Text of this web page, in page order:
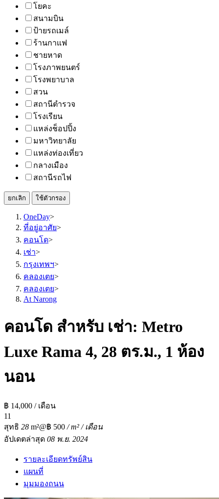
โยคะ
สนามบิน
ป้ายรถเมล์
ร้านกาแฟ
ชายหาด
โรงภาพยนตร์
โรงพยาบาล
สวน
สถานีตำรวจ
โรงเรียน
แหล่งช็อปปิ้ง
มหาวิทยาลัย
แหล่งท่องเที่ยว
กลางเมือง
สถานีรถไฟ
ยกเลิก ใช้ตัวกรอง
OneDay>
ที่อยู่อาศัย>
คอนโด>
เช่า>
กรุงเทพฯ>
คลองเตย>
คลองเตย>
At Narong
คอนโด สำหรับ เช่า: Metro
Luxe Rama 4, 28 ตร.ม., 1 ห้อง
นอน
฿ 14,000 / เดือน
11
สุทธิ 28 m²@฿ 500 / m² / เดือน
อัปเดตล่าสุด 08 พ.ย. 2024
รายละเอียดทรัพย์สิน
แผนที่
มุมมองถนน